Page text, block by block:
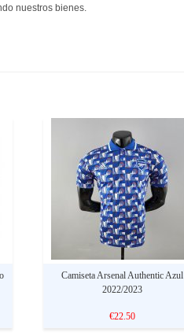
nuestros bienes.
Camiseta Arsenal Authentic Azul
2022/2023
€22.50